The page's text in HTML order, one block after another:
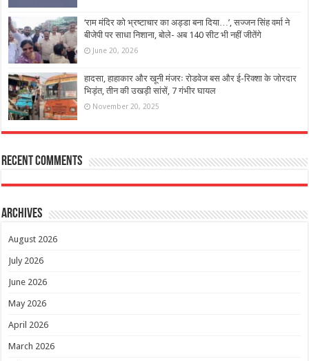
‘राम मंदिर को भ्रष्टाचार का अड्डा बना दिया…’, सज्जन सिंह वर्मा ने
बीजेपी पर साधा निशाना, बोले- अब 140 सीट भी नहीं जीतेंगे
June 20, 2026
हादसा, हाहाकार और खूनी मंजरः रोडवेज बस और ई-रिक्शा के जोरदार
भिड़ंत, तीन की उखड़ी सांसें, 7 गंभीर घायल
November 20, 2025
Recent Comments
Archives
August 2026
July 2026
June 2026
May 2026
April 2026
March 2026